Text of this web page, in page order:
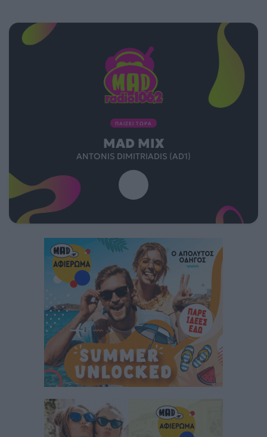
ΠΑΙΖΕΙ ΤΩΡΑ
MAD MIX
ANTONIS DIMITRIADIS (AD1)